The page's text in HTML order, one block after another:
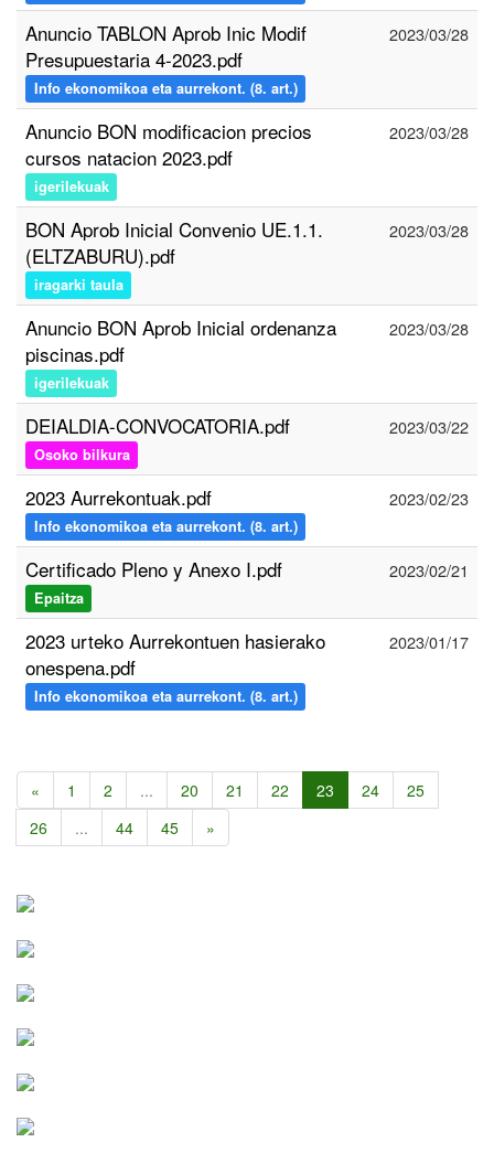
Anuncio TABLON Aprob Inic Modif
Presupuestaria 4-2023.pdf
Info ekonomikoa eta aurrekont. (8. art.)
2023/03/28
Anuncio BON modificacion precios
cursos natacion 2023.pdf
igerilekuak
2023/03/28
BON Aprob Inicial Convenio UE.1.1.
(ELTZABURU).pdf
iragarki taula
2023/03/28
Anuncio BON Aprob Inicial ordenanza
piscinas.pdf
igerilekuak
2023/03/28
DEIALDIA-CONVOCATORIA.pdf
Osoko bilkura
2023/03/22
2023 Aurrekontuak.pdf
Info ekonomikoa eta aurrekont. (8. art.)
2023/02/23
Certificado Pleno y Anexo I.pdf
Epaitza
2023/02/21
2023 urteko Aurrekontuen hasierako
onespena.pdf
Info ekonomikoa eta aurrekont. (8. art.)
2023/01/17
« 1 2 ... 20 21 22 23 24
25
26
... 44 45 »